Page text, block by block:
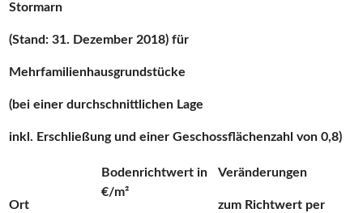
Stormarn
(Stand: 31. Dezember 2018) für
Mehrfamilienhausgrundstücke
(bei einer durchschnittlichen Lage
inkl. Erschließung und einer Geschossflächenzahl von 0,8)
Ort
Bodenrichtwert in
€/m²
Veränderungen
zum Richtwert per